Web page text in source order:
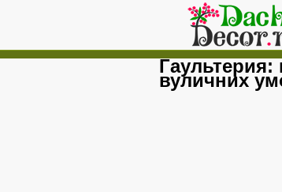
Гаультерия:
вуличних